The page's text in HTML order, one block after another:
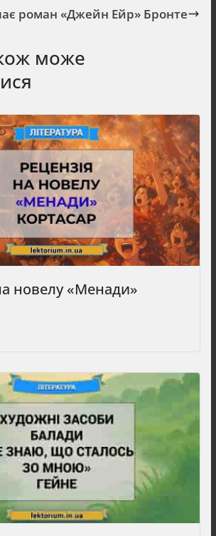
роман «Джейн Ейр» Бронте
може
новелу «Менади»